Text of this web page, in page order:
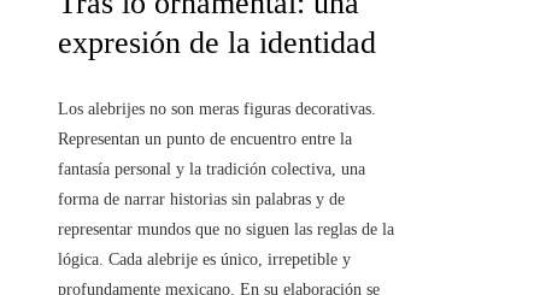
expresión de la identidad
Los alebrijes no son meras figuras decorativas.
Representan un punto de encuentro entre la
fantasía personal y la tradición colectiva, una
forma de narrar historias sin palabras y de
representar mundos que no siguen las reglas de la
lógica. Cada alebrije es único, irrepetible y
profundamente mexicano. En su elaboración se